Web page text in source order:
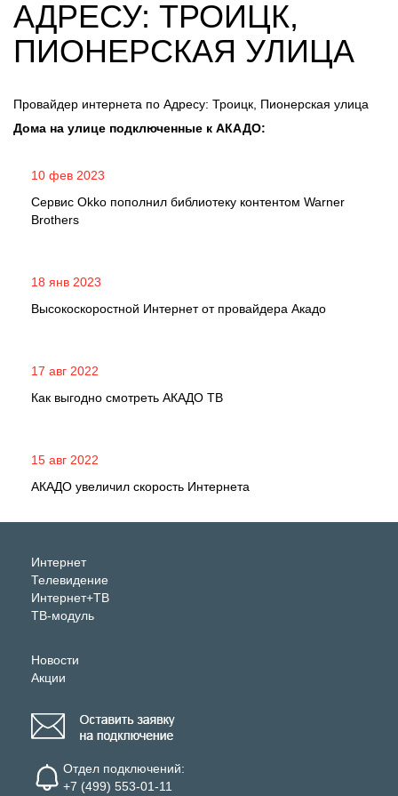
АДРЕСУ: ТРОИЦК,
ПИОНЕРСКАЯ УЛИЦА
Провайдер интернета по Адресу: Троицк, Пионерская улица
Дома на улице подключенные к АКАДО:
10 фев 2023
Сервис Okko пополнил библиотеку контентом Warner
Brothers
18 янв 2023
Высокоскоростной Интернет от провайдера Акадо
17 авг 2022
Как выгодно смотреть АКАДО ТВ
15 авг 2022
АКАДО увеличил скорость Интернета
Интернет
Телевидение
Интернет+ТВ
ТВ-модуль
Новости
Акции
Отдел подключений:
+7 (499) 553-01-11